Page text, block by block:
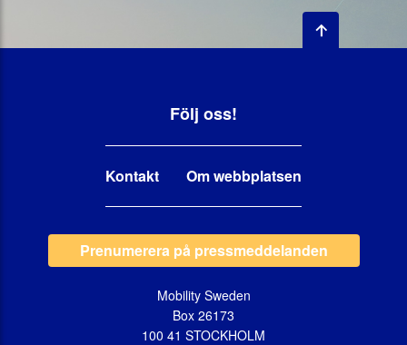
Följ oss!
Kontakt Om webbplatsen
Prenumerera på pressmeddelanden
Mobility Sweden
Box 26173
100 41 STOCKHOLM